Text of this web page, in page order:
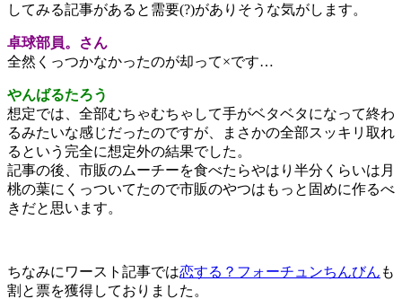
してみる記事があると需要(?)がありそうな気がします。
卓球部員。さん
全然くっつかなかったのが却って×です…
やんばるたろう
想定では、全部むちゃむちゃして手がベタベタになって終わ
るみたいな感じだったのですが、まさかの全部スッキリ取れ
るという完全に想定外の結果でした。
記事の後、市販のムーチーを食べたらやはり半分くらいは月
桃の葉にくっついてたので市販のやつはもっと固めに作るべ
きだと思います。
ちなみにワースト記事では恋する？フォーチュンちんびん も
割と票を獲得しておりました。